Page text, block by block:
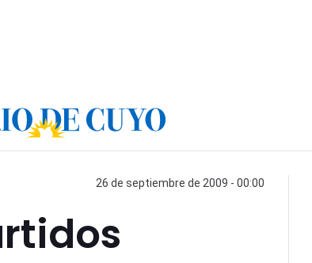
26 de septiembre de 2009 - 00:00